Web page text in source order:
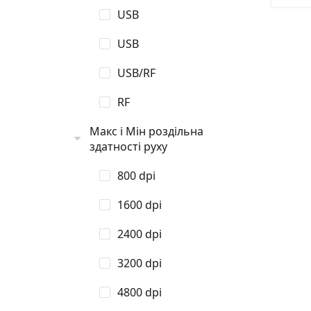
USB
USB
USB/RF
RF
Макс і Мін роздільна
здатності руху
800 dpi
1600 dpi
2400 dpi
3200 dpi
4800 dpi